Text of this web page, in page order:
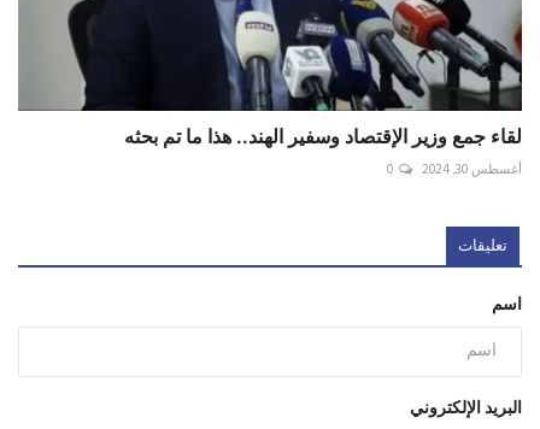
لقاء جمع وزير الإقتصاد وسفير الهند.. هذا ما تم بحثه
أغسطس 30, 2024 0
تعليقات
اسم
البريد الإلكتروني